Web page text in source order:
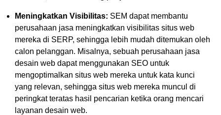
Meningkatkan Visibilitas: SEM dapat membantu
perusahaan jasa meningkatkan visibilitas situs web
mereka di SERP, sehingga lebih mudah ditemukan oleh
calon pelanggan. Misalnya, sebuah perusahaan jasa
desain web dapat menggunakan SEO untuk
mengoptimalkan situs web mereka untuk kata kunci
yang relevan, sehingga situs web mereka muncul di
peringkat teratas hasil pencarian ketika orang mencari
layanan desain web.